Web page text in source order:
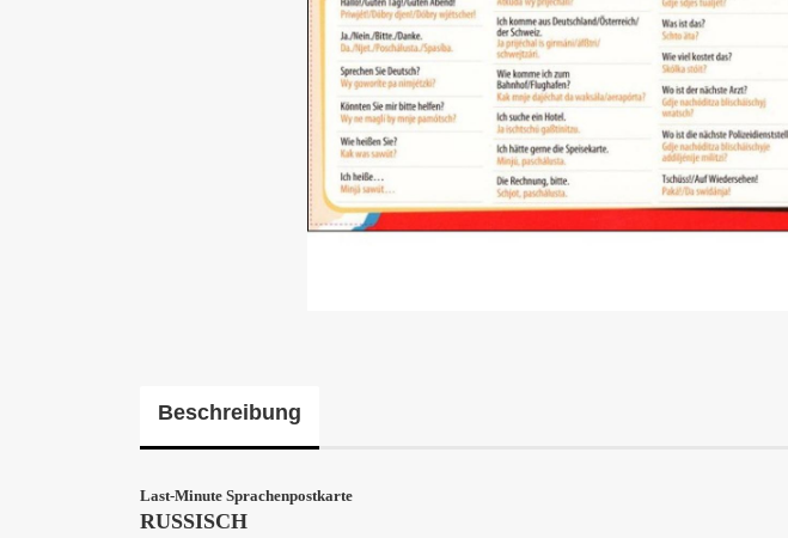
Beschreibung
Last-Minute Sprachenpostkarte
RUSSISCH